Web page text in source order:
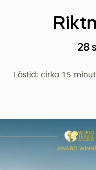
28
Lästid: cirka 15